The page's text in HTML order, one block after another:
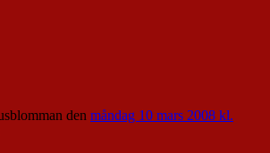
den måndag 10 mars 2008 kl.